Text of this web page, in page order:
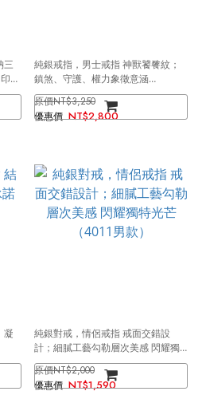
三
記
純銀戒指，男士戒指 神獸饕餮紋；
鎮煞、守護、權力象徵意涵
（4098）
NT$3,250
NT$2,800
凝
純銀對戒，情侶戒指 戒面交錯設
計；細膩工藝勾勒層次美感 閃耀獨
特光芒（4011男款）
NT$2,000
NT$1,590